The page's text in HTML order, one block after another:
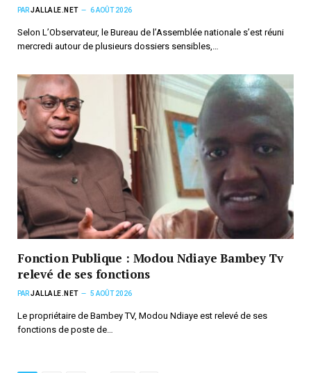
PARJALLALE.NET 6 AOÛT 2026
Selon L’Observateur, le Bureau de l’Assemblée nationale s’est réuni
mercredi autour de plusieurs dossiers sensibles,…
Fonction Publique : Modou Ndiaye Bambey Tv
relevé de ses fonctions
PARJALLALE.NET 5 AOÛT 2026
Le propriétaire de Bambey TV, Modou Ndiaye est relevé de ses
fonctions de poste de…